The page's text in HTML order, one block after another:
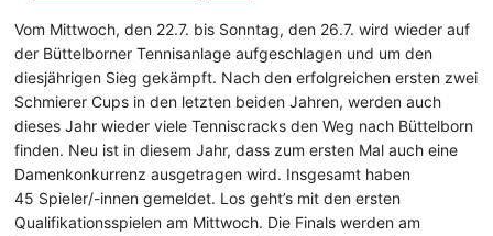
Vom Mittwoch, den 22.7. bis Sonntag, den 26.7. wird wieder auf
der Büttelborner Tennisanlage aufgeschlagen und um den
diesjährigen Sieg gekämpft. Nach den erfolgreichen ersten zwei
Schmierer Cups in den letzten beiden Jahren, werden auch
dieses Jahr wieder viele Tenniscracks den Weg nach Büttelborn
finden. Neu ist in diesem Jahr, dass zum ersten Mal auch eine
Damenkonkurrenz ausgetragen wird. Insgesamt haben
45 Spieler/-innen gemeldet. Los geht’s mit den ersten
Qualifikationsspielen am Mittwoch. Die Finals werden am